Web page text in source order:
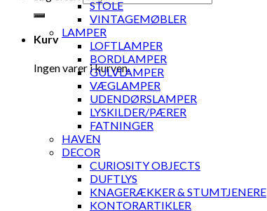
Kurv
Ingen varer i kurven.
STOLE
VINTAGEMØBLER
LAMPER
LOFTLAMPER
BORDLAMPER
GULVLAMPER
VÆGLAMPER
UDENDØRSLAMPER
LYSKILDER/PÆRER
FATNINGER
HAVEN
DECOR
CURIOSITY OBJECTS
DUFTLYS
KNAGERÆKKER & STUMTJENERE
KONTORARTIKLER